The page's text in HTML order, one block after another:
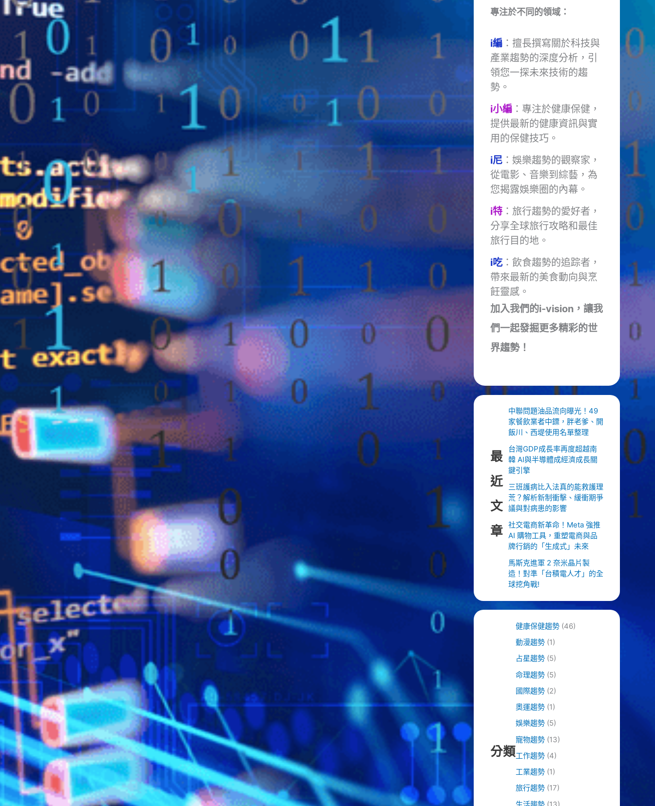
專注於不同的領域：
i編：擅長撰寫關於科技與
產業趨勢的深度分析，引
領您一探未來技術的趨
勢。
i小編：專注於健康保健，
提供最新的健康資訊與實
用的保健技巧。
i尼：娛樂趨勢的觀察家，
從電影、音樂到綜藝，為
您揭露娛樂圈的內幕。
i特：旅行趨勢的愛好者，
分享全球旅行攻略和最佳
旅行目的地。
i吃：飲食趨勢的追踪者，
帶來最新的美食動向與烹
飪靈感。
加入我們的i-vision，讓我
們一起發掘更多精彩的世
界趨勢！
最
近
文
章
中聯問題油品流向曝光！49
家餐飲業者中鏢，胖老爹、開
飯川、西堤使用名單整理
台灣GDP成長率再度超越南
韓 AI與半導體成經濟成長關
鍵引擎
三班護病比入法真的能救護理
荒？解析新制衝擊、緩衝期爭
議與對病患的影響
社交電商新革命！Meta 強推
AI 購物工具，重塑電商與品
牌行銷的「生成式」未來
馬斯克進軍 2 奈米晶片製
造！對準「台積電人才」的全
球挖角戰!
分類
健康保健趨勢(46)
動漫趨勢(1)
占星趨勢(5)
命理趨勢(5)
國際趨勢(2)
奧運趨勢(1)
娛樂趨勢(5)
寵物趨勢(13)
工作趨勢(4)
工業趨勢(1)
旅行趨勢(17)
生活趨勢(13)